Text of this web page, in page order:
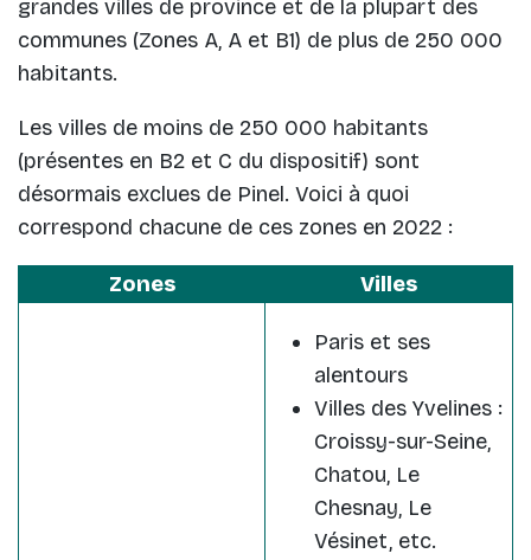
grandes villes de province et de la plupart des
communes (Zones A, A et B1) de plus de 250 000
habitants.
Les villes de moins de 250 000 habitants
(présentes en B2 et C du dispositif) sont
désormais exclues de Pinel. Voici à quoi
correspond chacune de ces zones en 2022 :
Zones Villes
Paris et ses
alentours
Villes des Yvelines :
Croissy-sur-Seine,
Chatou, Le
Chesnay, Le
Vésinet, etc.